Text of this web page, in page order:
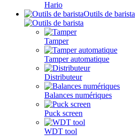
Hario
Outils de barista
Tamper
Tamper automatique
Distributeur
Balances numériques
Puck screen
WDT tool